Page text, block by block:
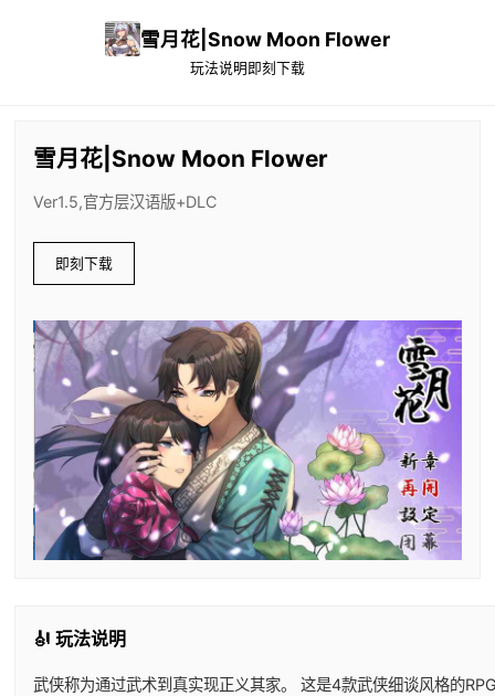
雪月花|Snow Moon Flower
玩法说明 即刻下载
雪月花|Snow Moon Flower
Ver1.5,官方层汉语版+DLC
即刻下载
🎻 玩法说明
武侠称为通过武术到真实现正义其家。 这是4款武侠细谈风格的